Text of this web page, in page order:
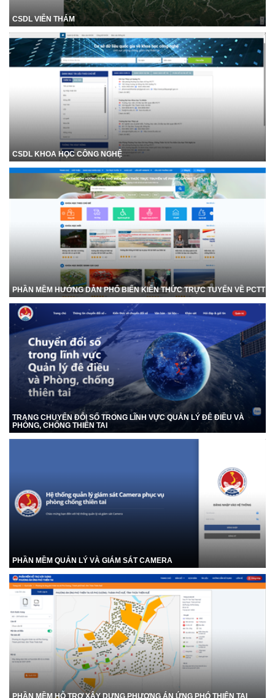
CSDL VIỄN THÁM
CSDL KHOA HỌC CÔNG NGHỆ
PHẦN MỀM HƯỚNG DẪN PHỔ BIẾN KIẾN THỨC TRỰC TUYẾN VỀ PCTT
TRANG CHUYỂN ĐỔI SỐ TRONG LĨNH VỰC QUẢN LÝ ĐÊ ĐIỀU VÀ
PHÒNG, CHỐNG THIÊN TAI
PHẦN MỀM QUẢN LÝ VÀ GIÁM SÁT CAMERA
PHẦN MỀM HỖ TRỢ XÂY DỰNG PHƯƠNG ÁN ỨNG PHÓ THIÊN TAI